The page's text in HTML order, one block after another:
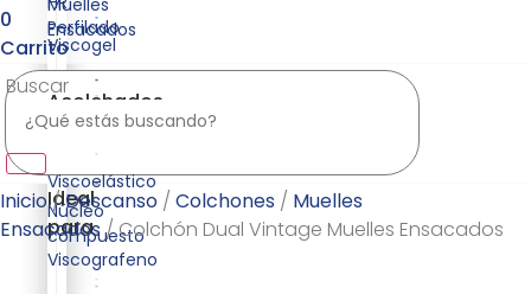
Viscogel
Viscosoft
Ideal
para
Perfilado
Acolchados
Viscoelástico
Viscografeno​
Muelles
Ensacados
Espuma
HR
Núcleo
compuesto
0
Carrito
Buscar
Inicio/Descanso / Colchones / Muelles
Ensacados/ Colchón Dual Vintage Muelles Ensacados